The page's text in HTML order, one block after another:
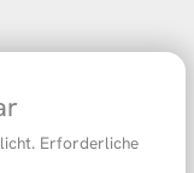
Erforderliche